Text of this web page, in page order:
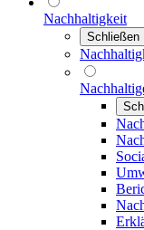
Nachhaltigkeit
Schließen